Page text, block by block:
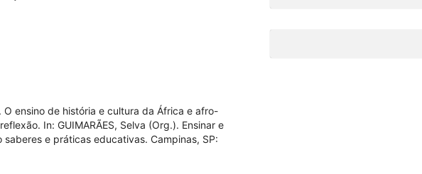
O ensino de história e cultura da África e afro-
In: GUIMARÃES, Selva (Org.). Ensinar e
e práticas educativas. Campinas, SP: